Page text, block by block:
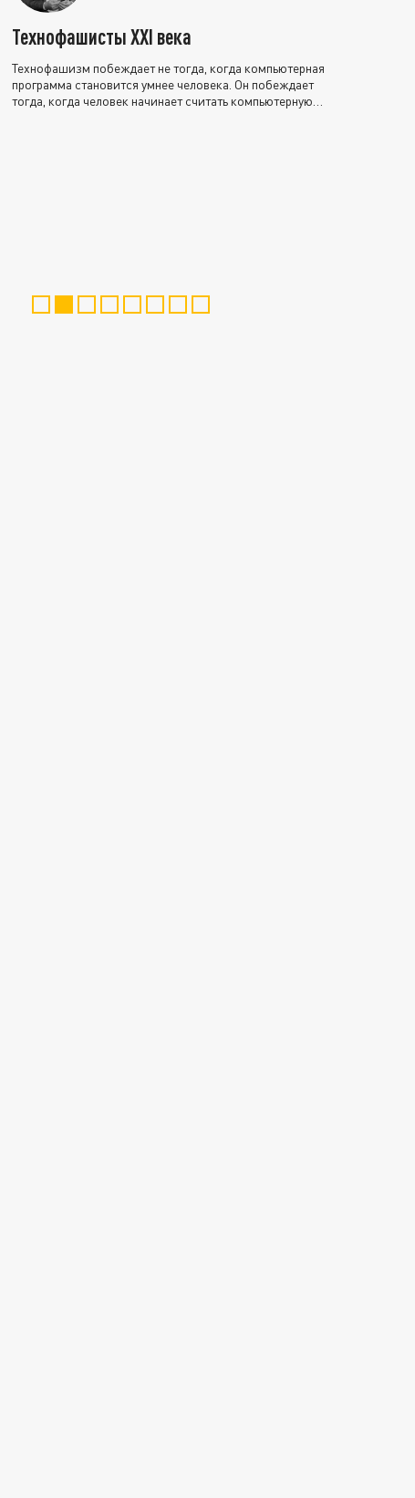
Технофашисты XXI века
Технофашизм побеждает не тогда, когда компьютерная
программа становится умнее человека. Он побеждает
тогда, когда человек начинает считать компьютерную